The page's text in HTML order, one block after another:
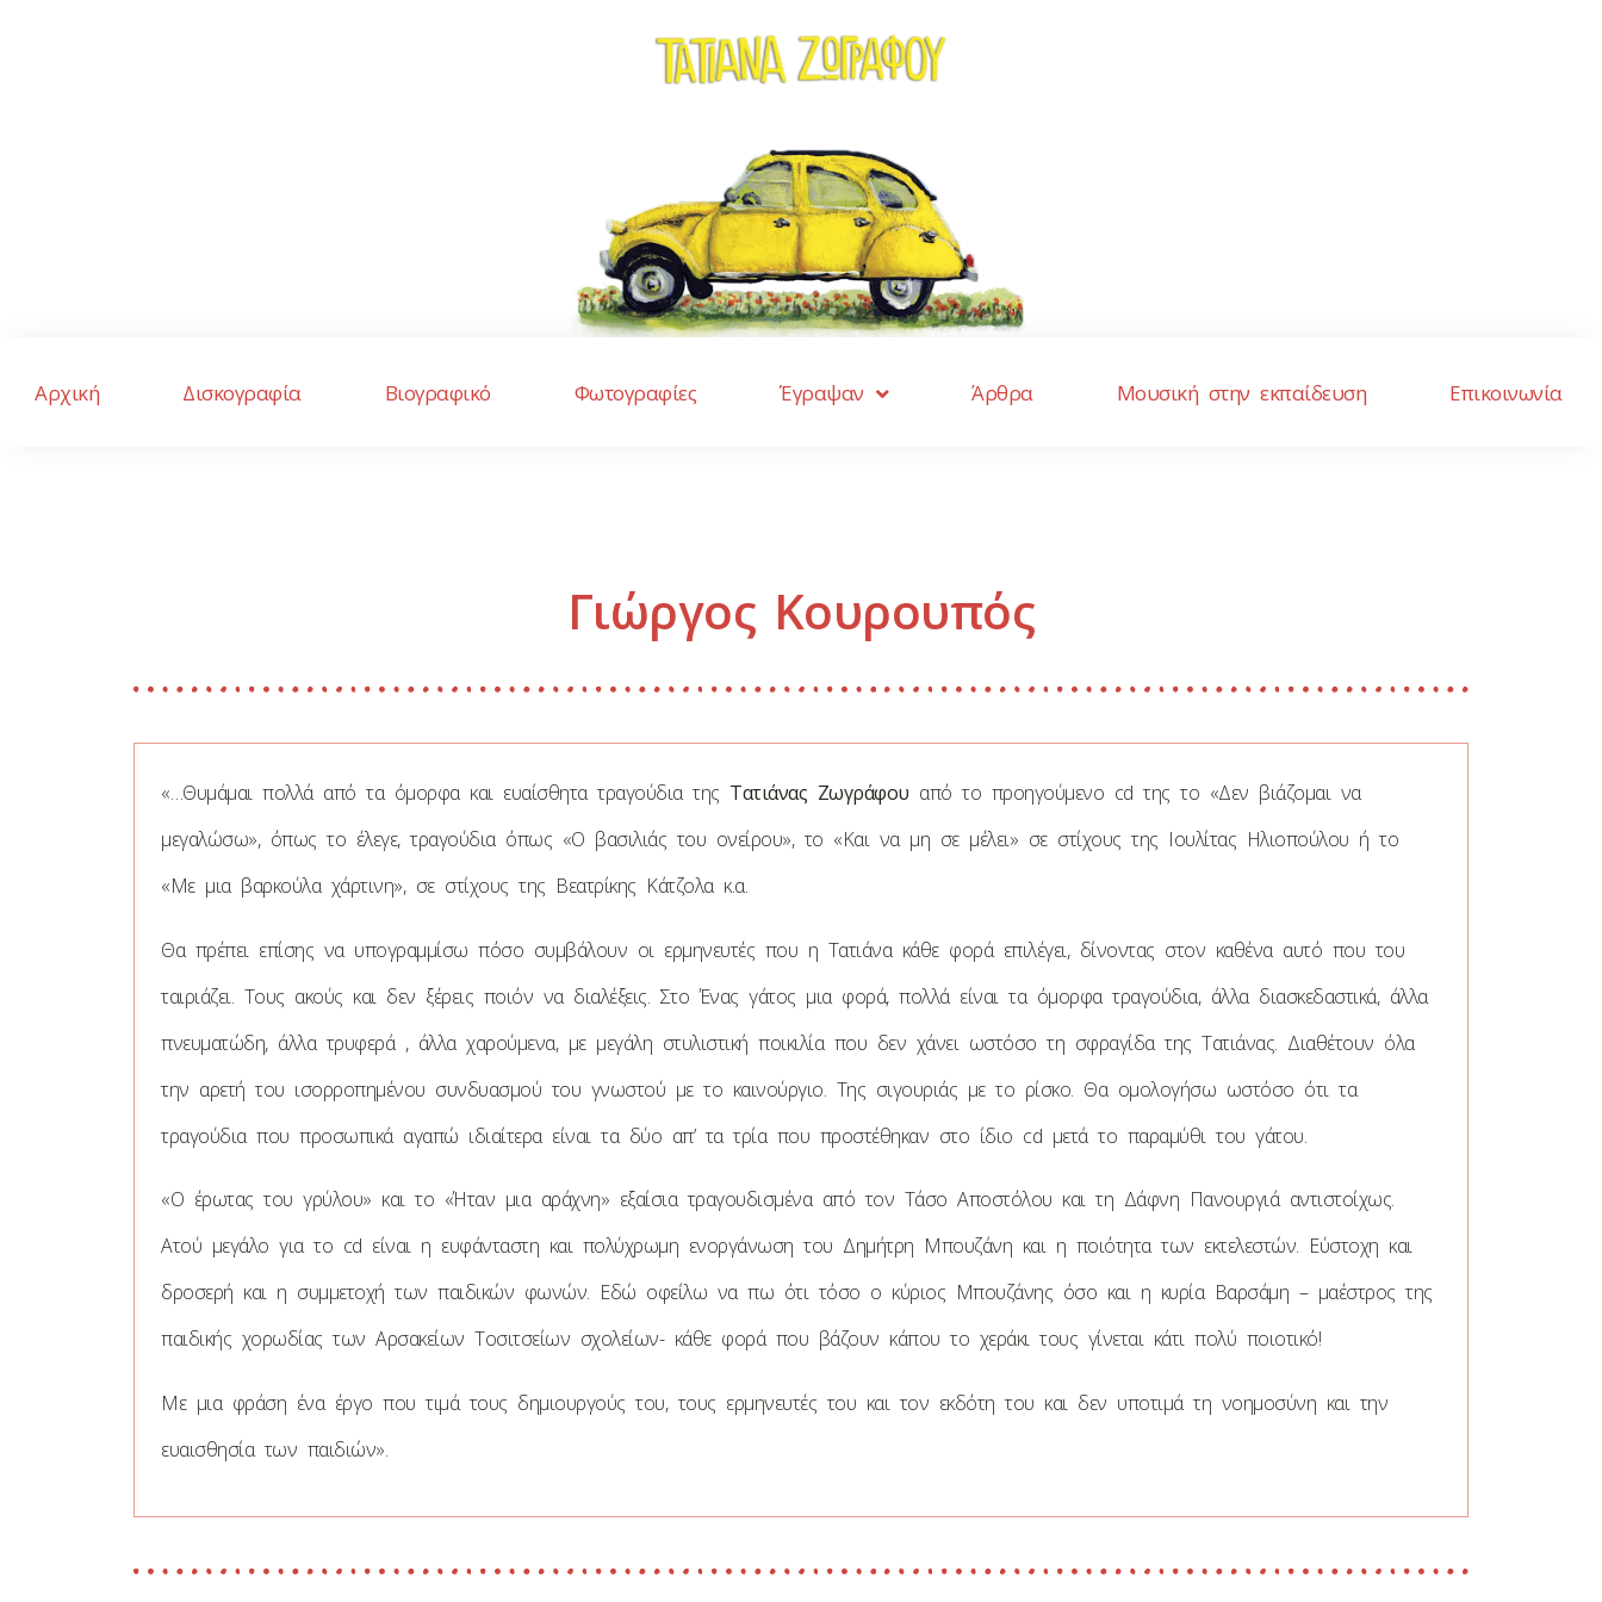
Αρχική Δισκογραφία Βιογραφικό Φωτογραφίες Έγραψαν Άρθρα Μουσική στην εκπαίδευση Επικοινωνία
Γιώργος Κουρουπός
«…Θυμάμαι πολλά από τα όμορφα και ευαίσθητα τραγούδια της Τατιάνας Ζωγράφου από το προηγούμενο cd της το «Δεν βιάζομαι να
μεγαλώσω», όπως το έλεγε, τραγούδια όπως «Ο βασιλιάς του ονείρου», το «Και να μη σε μέλει» σε στίχους της Ιουλίτας Ηλιοπούλου ή το
«Με μια βαρκούλα χάρτινη», σε στίχους της Βεατρίκης Κάτζολα κ.α.
Θα πρέπει επίσης να υπογραμμίσω πόσο συμβάλουν οι ερμηνευτές που η Τατιάνα κάθε φορά επιλέγει, δίνοντας στον καθένα αυτό που του
ταιριάζει. Τους ακούς και δεν ξέρεις ποιόν να διαλέξεις. Στο Ένας γάτος μια φορά, πολλά είναι τα όμορφα τραγούδια, άλλα διασκεδαστικά, άλλα
πνευματώδη, άλλα τρυφερά , άλλα χαρούμενα, με μεγάλη στυλιστική ποικιλία που δεν χάνει ωστόσο τη σφραγίδα της Τατιάνας. Διαθέτουν όλα
την αρετή του ισορροπημένου συνδυασμού του γνωστού με το καινούργιο. Της σιγουριάς με το ρίσκο. Θα ομολογήσω ωστόσο ότι τα
τραγούδια που προσωπικά αγαπώ ιδιαίτερα είναι τα δύο απ’ τα τρία που προστέθηκαν στο ίδιο cd μετά το παραμύθι του γάτου.
«Ο έρωτας του γρύλου» και το «Ήταν μια αράχνη» εξαίσια τραγουδισμένα από τον Τάσο Αποστόλου και τη Δάφνη Πανουργιά αντιστοίχως.
Ατού μεγάλο για το cd είναι η ευφάνταστη και πολύχρωμη ενοργάνωση του Δημήτρη Μπουζάνη και η ποιότητα των εκτελεστών. Εύστοχη και
δροσερή και η συμμετοχή των παιδικών φωνών. Εδώ οφείλω να πω ότι τόσο ο κύριος Μπουζάνης όσο και η κυρία Βαρσάμη – μαέστρος της
παιδικής χορωδίας των Αρσακείων Τοσιτσείων σχολείων- κάθε φορά που βάζουν κάπου το χεράκι τους γίνεται κάτι πολύ ποιοτικό!
Με μια φράση ένα έργο που τιμά τους δημιουργούς του, τους ερμηνευτές του και τον εκδότη του και δεν υποτιμά τη νοημοσύνη και την
ευαισθησία των παιδιών».